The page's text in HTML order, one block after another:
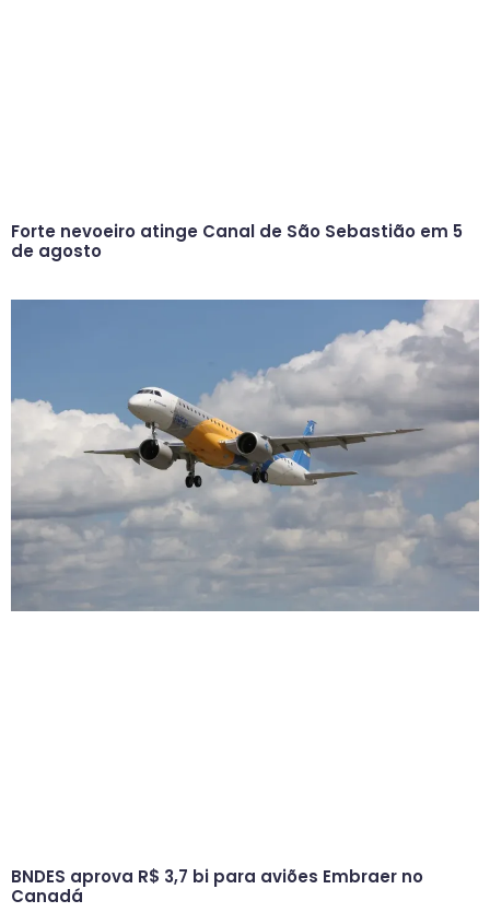
Forte nevoeiro atinge Canal de São Sebastião em 5
de agosto
BNDES aprova R$ 3,7 bi para aviões Embraer no
Canadá